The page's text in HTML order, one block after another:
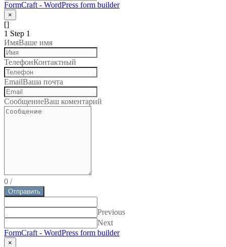
FormCraft - WordPress form builder
×
[]
1 Step 1
ИмяВаше имя
ТелефонКонтактный
EmailВаша почта
СообщениеВаш коментарий
0 /
Отправить
Previous
Next
FormCraft - WordPress form builder
×